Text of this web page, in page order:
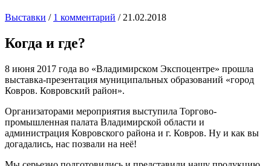
Выставки / 1 комментарий / 21.02.2018
Когда и где?
8 июня 2017 года во «Владимирском Экспоцентре» прошла
выставка-презентация муниципальных образований «город
Ковров. Ковровский район».
Организаторами мероприятия выступила Торгово-
промышленная палата Владимирской области и
администрация Ковровского района и г. Ковров. Ну и как вы
догадались, нас позвали на неё!